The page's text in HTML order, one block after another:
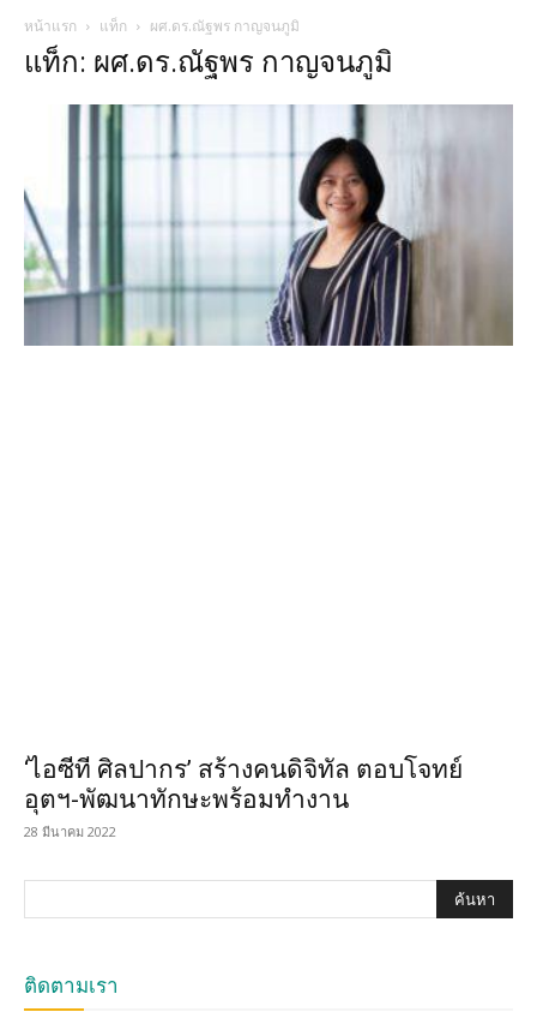
หน้าแรก แท็ก ผศ.ดร.ณัฐพร กาญจนภูมิ
แท็ก: ผศ.ดร.ณัฐพร กาญจนภูมิ
‘ไอซีที ศิลปากร’ สร้างคนดิจิทัล ตอบโจทย์
อุตฯ-พัฒนาทักษะพร้อมทำงาน
28 มีนาคม 2022
ติดตามเรา